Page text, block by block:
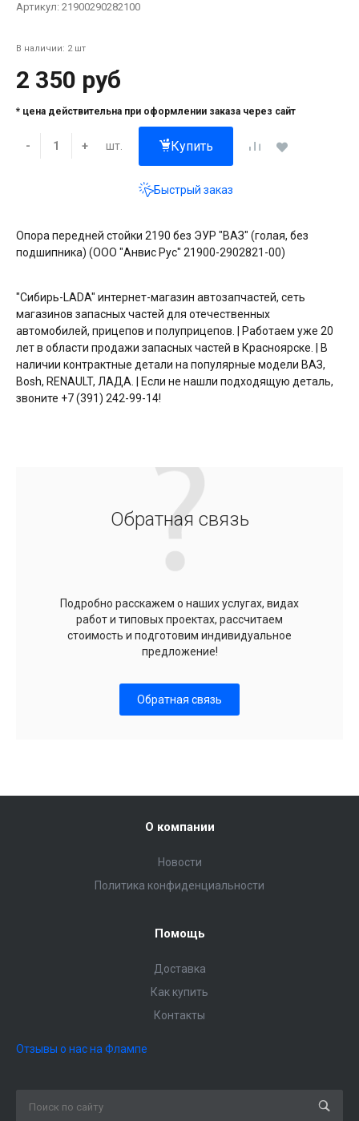
Артикул: 21900290282100
В наличии: 2 шт
2 350 руб
* цена действительна при оформлении заказа через сайт
- + шт. Купить
Быстрый заказ
Опора передней стойки 2190 без ЭУР "ВАЗ" (голая, без
подшипника) (ООО "Анвис Рус" 21900-2902821-00)
"Сибирь-LADA" интернет-магазин автозапчастей, сеть
магазинов запасных частей для отечественных
автомобилей, прицепов и полуприцепов. | Работаем уже 20
лет в области продажи запасных частей в Красноярске. | В
наличии контрактные детали на популярные модели ВАЗ,
Bosh, RENAULT, ЛАДА. | Если не нашли подходящую деталь,
звоните +7 (391) 242-99-14!
Обратная связь
Подробно расскажем о наших услугах, видах
работ и типовых проектах, рассчитаем
стоимость и подготовим индивидуальное
предложение!
Обратная связь
О компании
Новости
Политика конфиденциальности
Помощь
Доставка
Как купить
Контакты
Отзывы о нас на Флампе